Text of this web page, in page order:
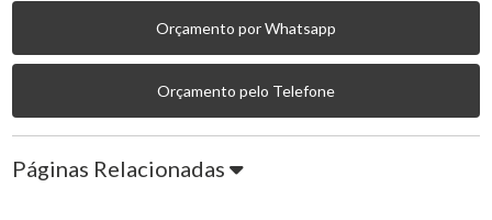
Orçamento por Whatsapp
Orçamento pelo Telefone
Páginas Relacionadas